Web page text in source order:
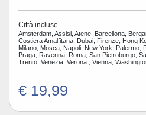
Città incluse
Amsterdam, Assisi, Atene, Barcellona,
Costiera Amalfitana, Dubai, Firenze, Hong
Milano, Mosca, Napoli, New York, Palermo,
Praga, Ravenna, Roma, San Pietroburgo,
Trento, Venezia, Verona , Vienna,
€ 19,99